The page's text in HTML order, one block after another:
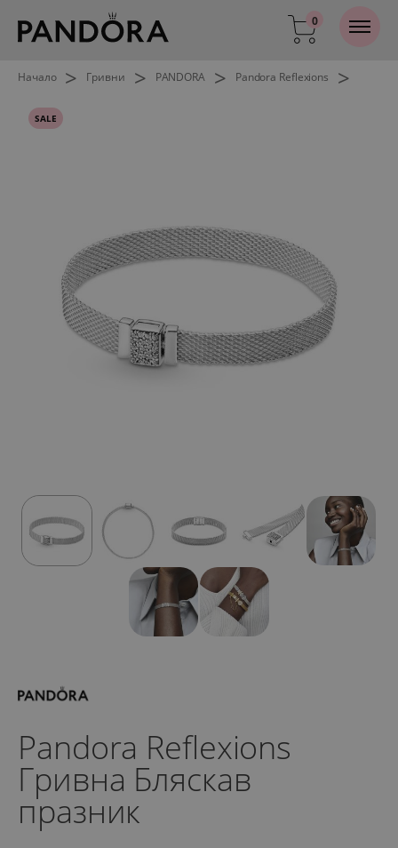
0
Начало > Гривни > PANDORA > Pandora Reflexions >
SALE
Pandora Reflexions
Гривна Бляскав
празник